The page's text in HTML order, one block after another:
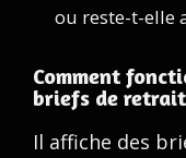
ou reste-t-elle
Comment
briefs de
Il affiche des